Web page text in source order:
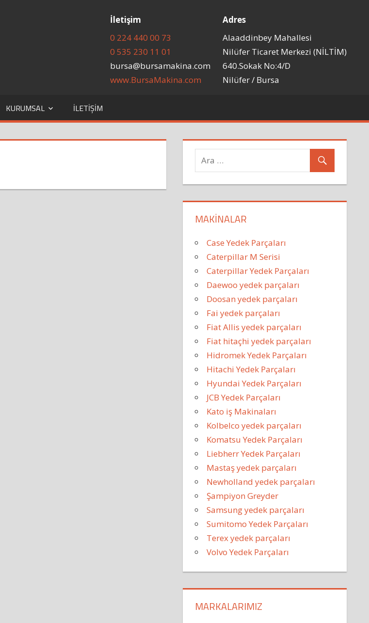
Adres
Alaaddinbey Mahallesi
Nilüfer Ticaret Merkezi (NİLTİM)
640.Sokak No:4/D
Nilüfer / Bursa
İletişim
0 224 440 00 73
0 535 230 11 01
bursa@bursamakina.com
www.BursaMakina.com
KURUMSAL İLETIŞIM
MAKINALAR
Case Yedek Parçaları
Caterpillar M Serisi
Caterpillar Yedek Parçaları
Daewoo yedek parçaları
Doosan yedek parçaları
Fai yedek parçaları
Fiat Allis yedek parçaları
Fiat hitaçhi yedek parçaları
Hidromek Yedek Parçaları
Hitachi Yedek Parçaları
Hyundai Yedek Parçaları
JCB Yedek Parçaları
Kato iş Makinaları
Kolbelco yedek parçaları
Komatsu Yedek Parçaları
Liebherr Yedek Parçaları
Mastaş yedek parçaları
Newholland yedek parçaları
Şampiyon Greyder
Samsung yedek parçaları
Sumitomo Yedek Parçaları
Terex yedek parçaları
Volvo Yedek Parçaları
MARKALARIMIZ